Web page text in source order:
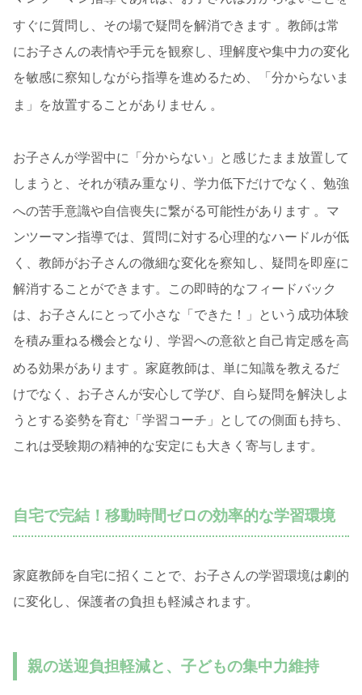
すぐに質問し、その場で疑問を解消できます 。教師は常
にお子さんの表情や手元を観察し、理解度や集中力の変化
を敏感に察知しながら指導を進めるため、「分からないま
ま」を放置することがありません 。
お子さんが学習中に「分からない」と感じたまま放置して
しまうと、それが積み重なり、学力低下だけでなく、勉強
への苦手意識や自信喪失に繋がる可能性があります 。マ
ンツーマン指導では、質問に対する心理的なハードルが低
く、教師がお子さんの微細な変化を察知し、疑問を即座に
解消することができます。この即時的なフィードバック
は、お子さんにとって小さな「できた！」という成功体験
を積み重ねる機会となり、学習への意欲と自己肯定感を高
める効果があります 。家庭教師は、単に知識を教えるだ
けでなく、お子さんが安心して学び、自ら疑問を解決しよ
うとする姿勢を育む「学習コーチ」としての側面も持ち、
これは受験期の精神的な安定にも大きく寄与します。
自宅で完結！移動時間ゼロの効率的な学習環境
家庭教師を自宅に招くことで、お子さんの学習環境は劇的
に変化し、保護者の負担も軽減されます。
親の送迎負担軽減と、子どもの集中力維持